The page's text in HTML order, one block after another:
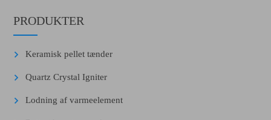
PRODUKTER
Keramisk pellet tænder
Quartz Crystal Igniter
Lodning af varmeelement